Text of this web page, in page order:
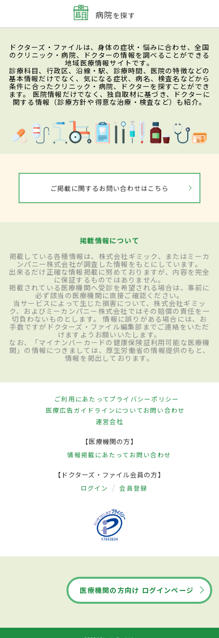
病院を探す
ドクターズ・ファイルは、身体の症状・悩みに合わせ、全国
のクリニック・病院、ドクターの情報を調べることができる
地域医療情報サイトです。
診療科目、行政区、沿線・駅、診療時間、医院の特徴などの
基本情報だけでなく、気になる症状、病名、検査名などから
条件に合ったクリニック・病院、ドクターを探すことができ
ます。 医院情報だけでなく、独自取材に基づき、ドクターに
関する情報（診療方針や得意な治療・検査など）も紹介。
ご掲載に関するお問い合わせはこちら
掲載情報について
掲載している各種情報は、株式会社ギミック、またはミーカ
ンパニー株式会社が調査した情報をもとにしています。
出来るだけ正確な情報掲載に努めておりますが、内容を完全
に保証するものではありません。
掲載されている医療機関へ受診を希望される場合は、事前に
必ず該当の医療機関に直接ご確認ください。
当サービスによって生じた損害について、株式会社ギミッ
ク、およびミーカンパニー株式会社ではその賠償の責任を一
切負わないものとします。 情報に誤りがある場合には、お
手数ですがドクターズ・ファイル編集部までご連絡をいただ
けますようお願いいたします。
なお、「マイナンバーカードの健康保険証利用可能な医療機
関」の情報につきましては、厚生労働省の情報提供のもと、
情報を掲出しております。
ご利用にあたってプライバシーポリシー
医療広告ガイドラインについてお問い合わせ
運営会社
【医療機関の方】
情報掲載にあたって お問い合わせ
【ドクターズ・ファイル会員の方】
ログイン 会員登録
医療機関の方向け ログインページ